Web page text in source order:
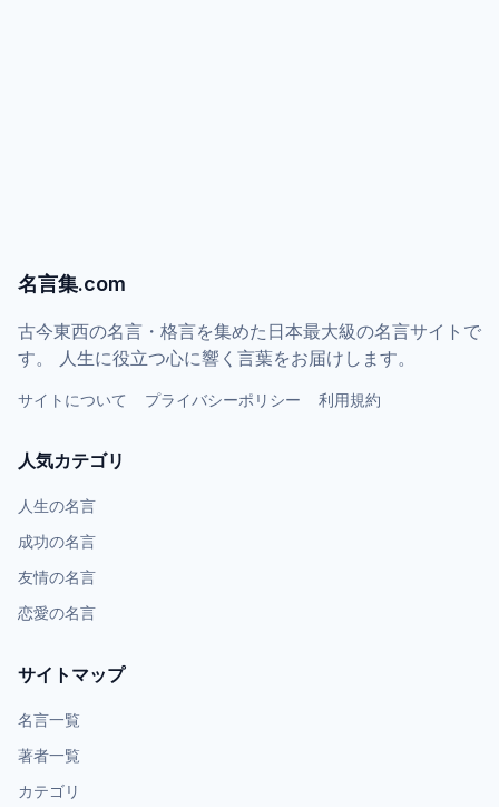
名言集.com
古今東西の名言・格言を集めた日本最大級の名言サイトで
す。 人生に役立つ心に響く言葉をお届けします。
サイトについて プライバシーポリシー 利用規約
人気カテゴリ
人生の名言
成功の名言
友情の名言
恋愛の名言
サイトマップ
名言一覧
著者一覧
カテゴリ